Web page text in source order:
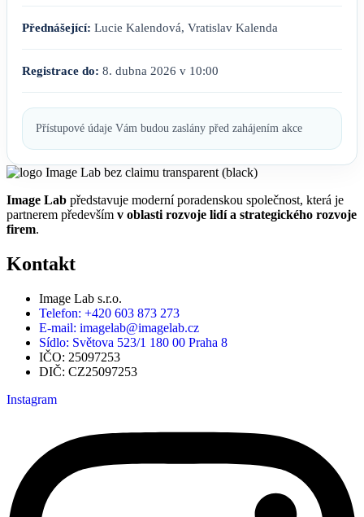
Přednášející: Lucie Kalendová, Vratislav Kalenda
Registrace do: 8. dubna 2026 v 10:00
Přístupové údaje Vám budou zaslány před zahájením akce
Image Lab představuje moderní poradenskou společnost, která je
partnerem především v oblasti rozvoje lidí a strategického rozvoje
firem.
Kontakt
Image Lab s.r.o.
Telefon: +420 603 873 273
E-mail: imagelab@imagelab.cz
Sídlo: Světova 523/1 180 00 Praha 8
IČO: 25097253
DIČ: CZ25097253
Instagram